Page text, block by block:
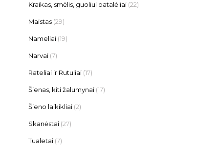
Kraikas, smėlis, guoliui patalėliai (22)
Maistas (29)
Nameliai (19)
Narvai (7)
Rateliai ir Rutuliai (17)
Šienas, kiti žalumynai (17)
Šieno laikikliai (2)
Skanėstai (27)
Tualetai (7)